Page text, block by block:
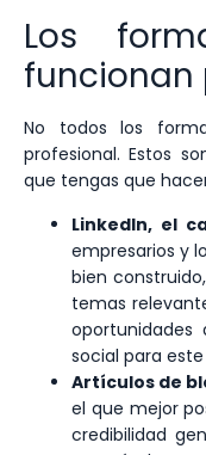
Los
funcionan
No todos los
profesional. Estos
que tengas que
LinkedIn, el
empresarios y
bien
temas
social para
Artículos de
el que mejor
credibilidad